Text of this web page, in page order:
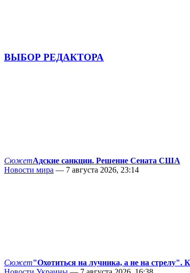
ВЫБОР РЕДАКТОРА
СюжетАдские санкции. Решение Сената США
Новости мира — 7 августа 2026, 23:14
Сюжет"Охотиться на лучника, а не на стрелу".